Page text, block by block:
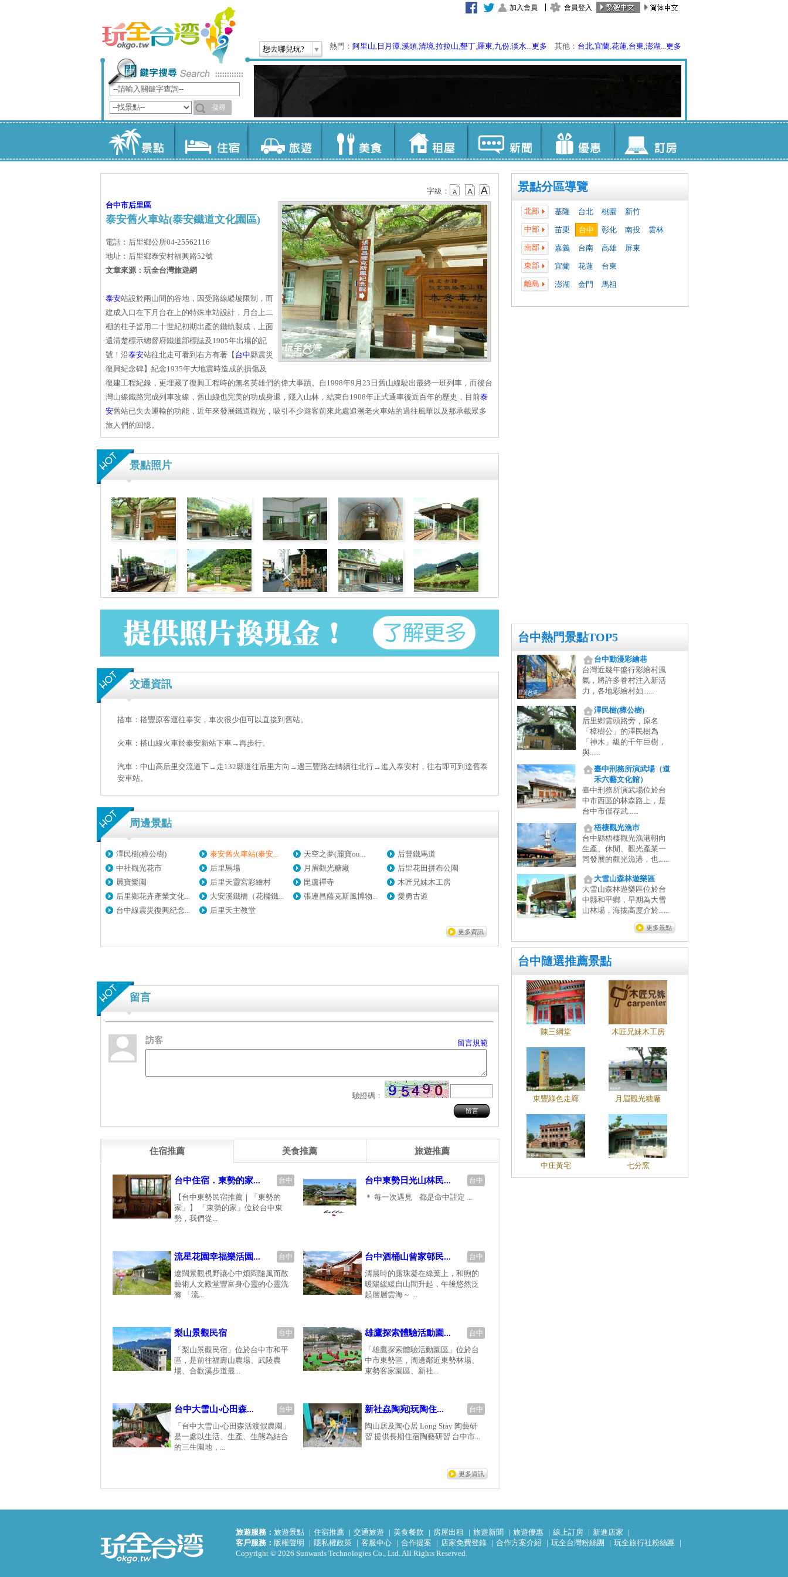
加入會員 會員登入
想去哪兒玩? 熱門： 阿里山, 日月潭,溪頭,清境,拉拉山,墾丁,羅東,九份,淡水...更多 其他： 台北,宜蘭,花蓮,台東,澎湖...更多
景點分區導覽
北部 基隆 台北 桃園
新竹
中部
苗栗 台中 彰化 南投
雲林
南部
嘉義 台南 高雄
屏東
東部
宜蘭 花蓮
台東
離島
澎湖 金門 馬祖
台中熱門景點TOP5
台中動漫彩繪巷
台灣近幾年盛行彩繪村風
氣，將許多眷村注入新活
力，各地彩繪村如......
澤民樹(樟公樹)
后里鄉雲頭路旁，原名
「樟樹公」的澤民樹為
「神木」級的千年巨樹，
與......
臺中刑務所演武場（道
禾六藝文化館）
臺中刑務所演武場位於台
中市西區的林森路上，是
台中市僅存武......
梧棲觀光漁市
台中縣梧棲觀光漁港朝向
生產、休閒、觀光產業一
同發展的觀光漁港，也......
大雪山森林遊樂區
大雪山森林遊樂區位於台
中縣和平鄉，早期為大雪
山林場，海拔高度介於......
更多景點
台中隨選推薦景點
陳三綱堂 木匠兄妹木工房
東豐綠色走廊 月眉觀光糖廠
中庄黃宅 七分窯
字級：
台中市后里區
泰安舊火車站(泰安鐵道文化園區)
電話：后里鄉公所04-25562116
地址：后里鄉泰安村福興路52號
文章來源：玩全台灣旅遊網
泰安站設於兩山間的谷地，因受路線縱坡限制，而
建成入口在下月台在上的特殊車站設計，月台上二
棚的柱子皆用二十世紀初期出產的鐵軌製成，上面
還清楚標示總督府鐵道部標誌及1905年出場的記
號！沿泰安站往北走可看到右方有著【 台中縣震災
復興紀念碑】紀念1935年大地震時造成的損傷及
復建工程紀錄，更埋藏了復興工程時的無名英雄們的偉大事蹟。自1998年9月23日舊山線駛出最終一班列車，而後台
灣山線鐵路完成列車改線，舊山線也完美的功成身退，隱入山林，結束自1908年正式通車後近百年的歷史，目前泰
安舊站已失去運輸的功能，近年來發展鐵道觀光，吸引不少遊客前來此處追溯老火車站的過往風華以及那承載眾多
旅人們的回憶。
景點照片
交通資訊
搭車：搭豐原客運往泰安，車次很少但可以直接到舊站。
火車：搭山線火車於泰安新站下車→再步行。
汽車：中山高后里交流道下→走132縣道往后里方向→遇三豐路左轉續往北行→進入泰安村，往右即可到達舊泰
安車站。
周邊景點
澤民樹(樟公樹) 泰安舊火車站(泰安... 天空之夢(麗寶ou...
后豐鐵馬道
中社觀光花市
后里馬場 月眉觀光糖廠
后里花田拼布公園
麗寶樂園
后里天靈宮彩繪村 毘盧禪寺
木匠兄妹木工房
后里鄉花卉產業文化...
大安溪鐵橋（花樑鐵... 張連昌薩克斯風博物...
愛勇古道
台中線震災復興紀念...
后里天主教堂
更多資訊
留言
訪客 留言規範
驗證碼：
住宿推薦 美食推薦 旅遊推薦
台中
台中住宿．東勢的家...
【台中東勢民宿推薦｜「東勢的
家」】 「東勢的家」位於台中東
勢，我們從...
台中
台中東勢日光山林民...
＊ 每一次遇見 都是命中註定 ...
台中
流星花園幸福樂活園...
遼闊景觀視野讓心中煩悶隨風而散
藝術人文殿堂豐富身心靈的心靈洗
滌 「流...
台中
台中酒桶山曾家邨民...
清晨時的露珠凝在綠葉上，和煦的
暖陽緩緩自山間升起，午後悠然泛
起層層雲海～ ...
台中
梨山景觀民宿
「梨山景觀民宿」位於台中市和平
區，是前往福壽山農場、武陵農
場、合歡溪步道最...
台中
雄鷹探索體驗活動園...
「雄鷹探索體驗活動園區」位於台
中市東勢區，周邊鄰近東勢林場、
東勢客家園區、新社...
台中
台中大雪山‧心田森...
「台中大雪山‧心田森活渡假農園」
是一處以生活、生產、生態為結合
的三生園地，...
台中
新社劦陶宛|玩陶住...
陶山居及陶心居 Long Stay 陶藝研
習 提供長期住宿陶藝研習 台中市...
更多資訊
旅遊服務： 旅遊景點 住宿推薦 交通旅遊 美食餐飲 房屋出租 旅遊新聞 旅遊優惠 線上訂房
新進店家
客戶服務： 版權聲明 隱私權政策 客服中心 合作提案 店家免費登錄 合作方案介紹 玩全台灣粉絲團
玩全旅行社粉絲團
Copyright © 2026 Sunwards Technologies Co., Ltd. All Rights Reserved.